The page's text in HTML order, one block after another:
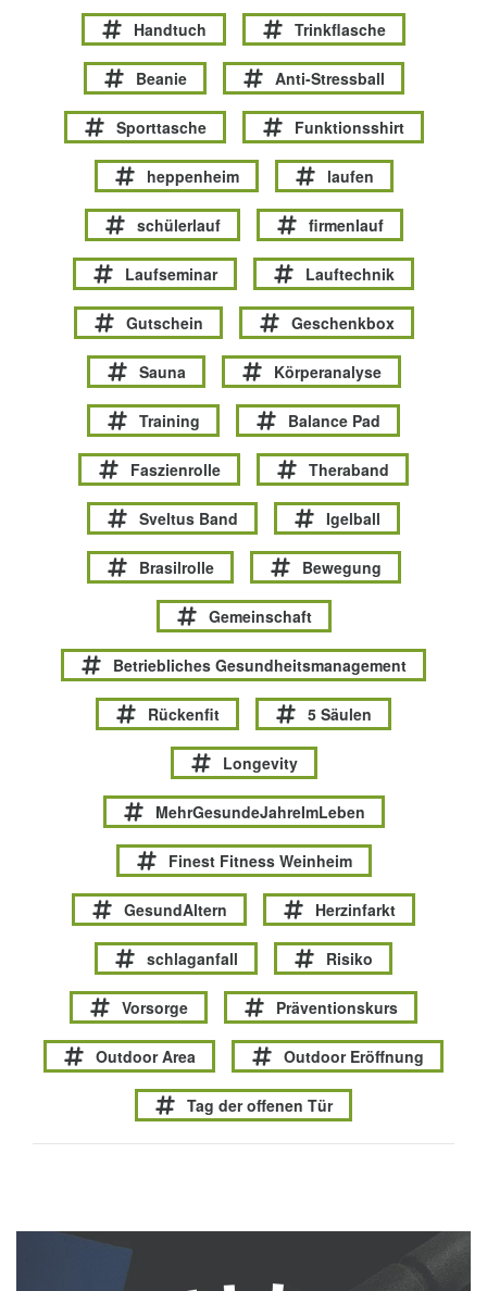
Handtuch Trinkflasche
Beanie Anti-Stressball
Sporttasche Funktionsshirt
heppenheim laufen
schülerlauf firmenlauf
Laufseminar Lauftechnik
Gutschein Geschenkbox
Sauna Körperanalyse
Training Balance Pad
Faszienrolle Theraband
Sveltus Band Igelball
Brasilrolle Bewegung
Gemeinschaft
Betriebliches Gesundheitsmanagement
Rückenfit 5 Säulen
Longevity
MehrGesundeJahreImLeben
Finest Fitness Weinheim
GesundAltern Herzinfarkt
schlaganfall Risiko
Vorsorge Präventionskurs
Outdoor Area Outdoor Eröffnung
Tag der offenen Tür